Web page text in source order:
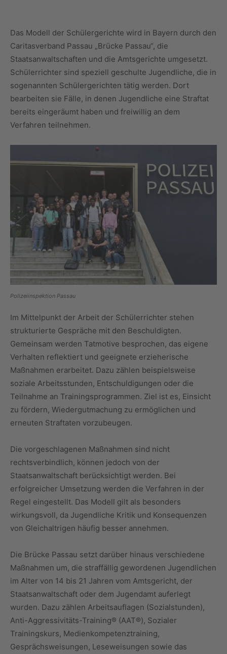
Das Modell der Schülergerichte wird in Bayern durch den
Caritasverband Passau „Brücke Passau“, die
Staatsanwaltschaften und die Amtsgerichte umgesetzt.
Schülerrichter sind speziell geschulte Jugendliche, die in
sogenannten Schülergerichten tätig werden. Dort
bearbeiten sie Fälle, in denen Jugendliche eine Straftat
bereits eingeräumt haben und freiwillig an dem
Verfahren teilnehmen.
Polizeiinspektion Passau
Im Mittelpunkt der Arbeit der Schülerrichter stehen
strukturierte Gespräche mit den Beschuldigten.
Gemeinsam werden Tatmotive besprochen, das eigene
Verhalten reflektiert und geeignete erzieherische
Maßnahmen erarbeitet. Dazu zählen beispielsweise
soziale Arbeitsstunden, Entschuldigungen oder die
Teilnahme an Trainingsprogrammen. Ziel ist es, Einsicht
zu fördern, Wiedergutmachung zu ermöglichen und
erneuten Straftaten vorzubeugen.
Die vorgeschlagenen Maßnahmen sind nicht
rechtsverbindlich, können jedoch von der
Staatsanwaltschaft berücksichtigt werden. Bei
erfolgreicher Umsetzung werden die Verfahren in der
Regel eingestellt. Das Modell gilt als besonders
wirkungsvoll, da Jugendliche Kritik und Konsequenzen
von Gleichaltrigen häufig besser annehmen.
Die Brücke Passau setzt darüber hinaus verschiedene
Maßnahmen um, die straffällig gewordenen Jugendlichen
im Alter von 14 bis 21 Jahren vom Amtsgericht, der
Staatsanwaltschaft oder dem Jugendamt auferlegt
wurden. Dazu zählen Arbeitsauflagen (Sozialstunden),
Anti-Aggressivitäts-Training® (AAT®), Sozialer
Trainingskurs, Medienkompetenztraining,
Gesprächsweisungen, Leseweisungen sowie das